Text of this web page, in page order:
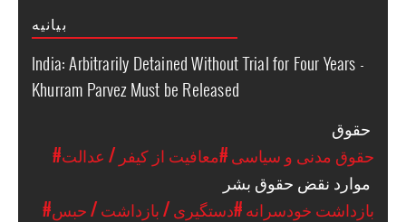
بیانیه
India: Arbitrarily Detained Without Trial for Four Years -
Khurram Parvez Must be Released
#حقوق مدنی و سیاسی#معافیت از کیفر / عدالت
#بازداشت خودسرانه#دستگیری / بازداشت / حبس